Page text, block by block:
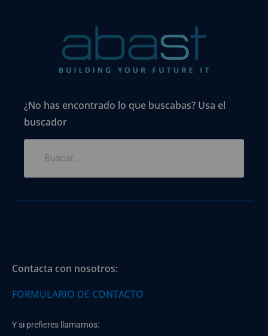
¿No has encontrado lo que buscabas? Usa el
buscador
Contacta con nosotros:
FORMULARIO DE CONTACTO
Y si prefieres llamarnos: